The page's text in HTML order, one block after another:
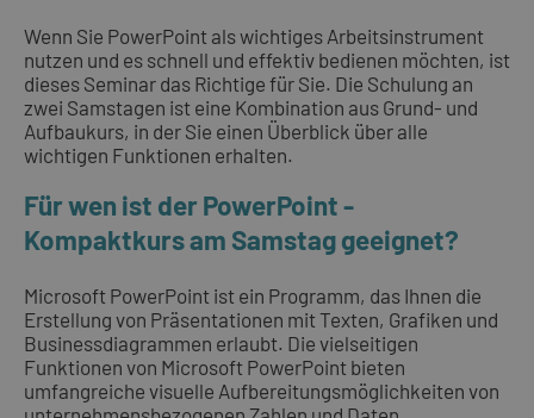
Wenn Sie PowerPoint als wichtiges Arbeitsinstrument
nutzen und es schnell und effektiv bedienen möchten, ist
dieses Seminar das Richtige für Sie. Die Schulung an
zwei Samstagen ist eine Kombination aus Grund- und
Aufbaukurs, in der Sie einen Überblick über alle
wichtigen Funktionen erhalten.
Für wen ist der PowerPoint -
Kompaktkurs am Samstag geeignet?
Microsoft PowerPoint ist ein Programm, das Ihnen die
Erstellung von Präsentationen mit Texten, Grafiken und
Businessdiagrammen erlaubt. Die vielseitigen
Funktionen von Microsoft PowerPoint bieten
umfangreiche visuelle Aufbereitungsmöglichkeiten von